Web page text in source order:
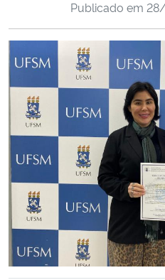
Ministério da Cidadania
Ministério da Saúde
Ministério de Minas e Energia
Ministério da Ciência, Tecnologia,
Ministério do Meio Ambiente
Ministério do Turismo
Ministério do Desenvolvimento Regional
Controladoria-Geral da União
Publicado em